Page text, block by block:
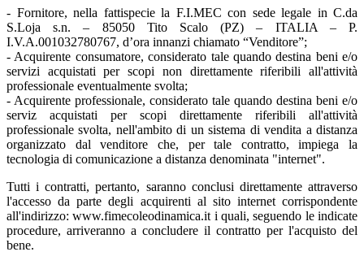
- Fornitore, nella fattispecie la F.I.MEC con sede legale in C.da
S.Loja s.n. – 85050 Tito Scalo (PZ) – ITALIA – P.
I.V.A.001032780767, d’ora innanzi chiamato “Venditore”;
- Acquirente consumatore, considerato tale quando destina beni e/o
servizi acquistati per scopi non direttamente riferibili all'attività
professionale eventualmente svolta;
- Acquirente professionale, considerato tale quando destina beni e/o
serviz acquistati per scopi direttamente riferibili all'attività
professionale svolta, nell'ambito di un sistema di vendita a distanza
organizzato dal venditore che, per tale contratto, impiega la
tecnologia di comunicazione a distanza denominata "internet".
Tutti i contratti, pertanto, saranno conclusi direttamente attraverso
l'accesso da parte degli acquirenti al sito internet corrispondente
all'indirizzo: www.fimecoleodinamica.it i quali, seguendo le indicate
procedure, arriveranno a concludere il contratto per l'acquisto del
bene.